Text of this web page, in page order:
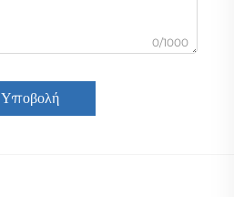
0/1000
Υποβολή